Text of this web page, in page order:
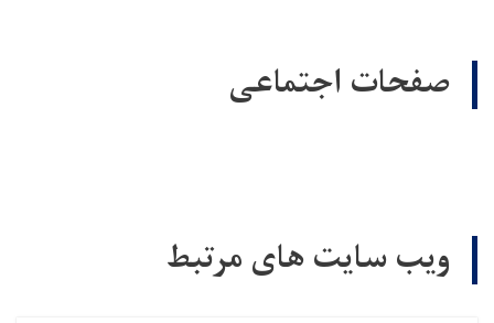
صفحات اجتماعی
ویب سایت های مرتبط